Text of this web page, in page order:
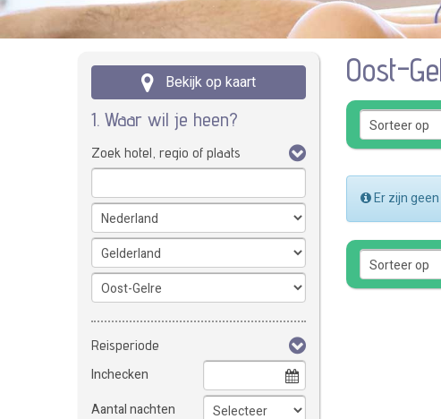
Bekijk op kaart
1. Waar wil je heen?
Zoek hotel, regio of plaats
Reisperiode
Inchecken
Aantal nachten
Oost-
Er zijn